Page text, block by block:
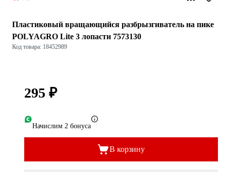
Пластиковый вращающийся разбрызгиватель на пике
POLYAGRO Lite 3 лопасти 7573130
Код товара: 18452989
295 ₽
Начислим 2 бонуса
В корзину